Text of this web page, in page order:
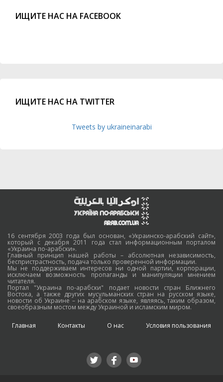
ИЩИТЕ НАС НА FACEBOOK
ИЩИТЕ НАС НА TWITTER
Tweets by ukraineinarabi
16 сентября 2003 года был основан, «Украинско-арабский сайт»,
который с декабря 2011 года стал информационным порталом
«Украина по-арабски».
Главный принцип нашей работы – абсолютная независимость,
беспристрастность, подача только проверенной информации.
Мы не поддерживаем интересов ни одной партии, корпорации,
исключаем возможность пропаганды и манипуляции мнением
читателя.
Портал "Украина по-арабски" подает новости стран Ближнего
Востока, а также других мусульманских стран на русском языке,
новости об Украине – на арабском языке, являясь, таким образом,
своеобразным мостом между Украиной и исламским миром.
Главная Контакты О нас Условия пользования